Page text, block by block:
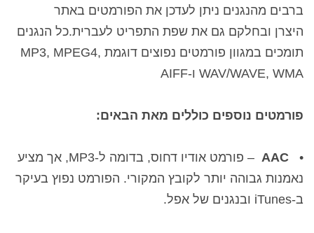
ברבים מהנגנים ניתן לעדכן את הפורמטים באתר
היצרן ובחלקם גם את שפת התפריט לעברית.כל הנגנים
תומכים במגוון פורמטים נפוצים דוגמת MP3, MPEG4,
WAV/WAVE, WMA ו-AIFF
פורמטים נוספים כוללים מאת הבאים:
•
AAC
– פורמט אודיו דחוס, בדומה ל-MP3, אך מציע
נאמנות גבוהה יותר לקובץ המקורי. הפורמט נפוץ בעיקר
ב-iTunes ובנגנים של אפל.